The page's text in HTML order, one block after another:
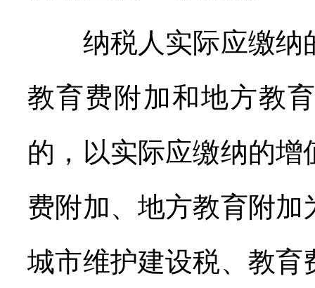
纳税人实际应缴纳
教育费附加和地方教
的，以实际应缴纳的
费附加、地方教育附
城市维护建设税、教